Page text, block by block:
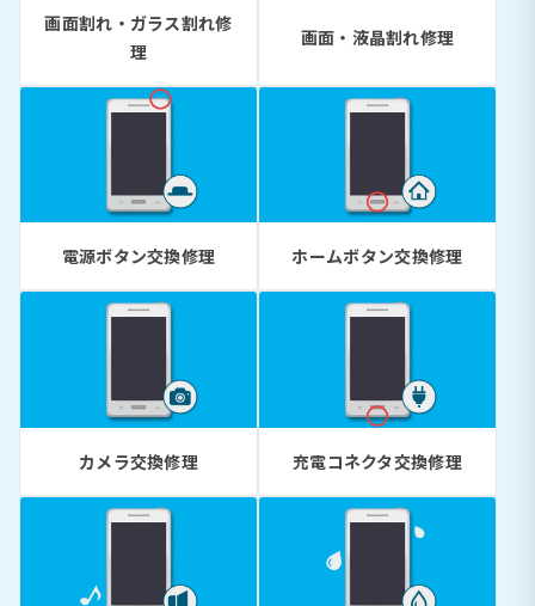
画面割れ・ガラス割れ修
理
画面・液晶割れ修理
電源ボタン交換修理 ホームボタン交換修理
カメラ交換修理 充電コネクタ交換修理